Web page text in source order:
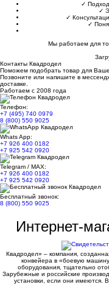
✓
✓
✓
✓
Мы работаем для
Контакты Квадродел
Поможем подобрать товар для
Позвоните или напишите в
доставке.
Работаем с 2008 года
Телефон:
+7 (495) 740 0979
8 (800) 550 9025
Whats App:
+7 926 400 0182
+7 925 542 0920
Telegram / MAX:
+7 926 400 0182
+7 925 542 0920
Бесплатный звонок:
8 (800) 550 9025
Интернет-
Квадродел» – компания,
конвейера в «боевую
оборудования, тщательно
Зарубежные и российские
установки, если они имеются.